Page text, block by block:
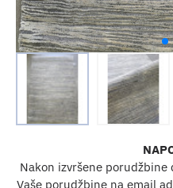
Nakon izvršene
Vaše porudžbine na email